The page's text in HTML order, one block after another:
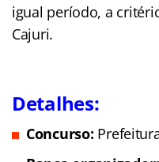
igual período, a
Cajuri.
Detalhes:
Concurso: